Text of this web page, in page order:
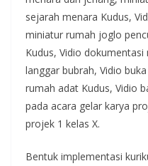
sejarah menara Kudus,
miniatur rumah joglo
Kudus, Vidio
langgar bubrah, Vidio
rumah adat Kudus, Vidio
pada acara gelar karya
projek 1 kelas X.
Bentuk implementasi